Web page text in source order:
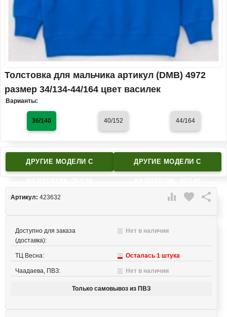
Толстовка для мальчика артикул (DMB) 4972
размер 34/134-44/164 цвет василек
Варианты:
36/140 40/152 44/164
ДРУГИЕ МОДЕЛИ C ДРУГИЕ МОДЕЛИ C
 favorite 
Артикул: 423632
Доступно для заказа
(доставка):
Нет в наличии
ТЦ Весна: Осталась 1 штука
Чаадаева, ПВЗ: Нет в наличии
Только самовывоз из ПВЗ